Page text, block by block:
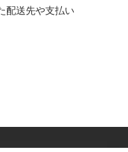
配送先や支払い